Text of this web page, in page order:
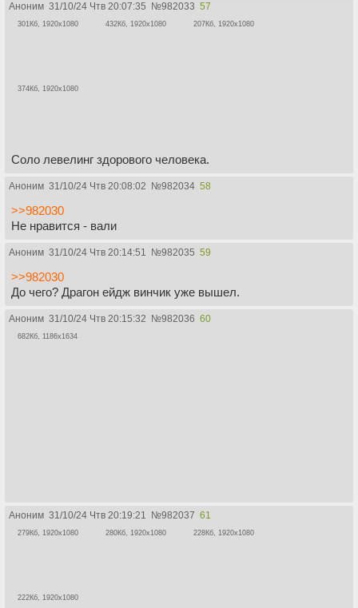
Аноним 31/10/24 Чтв 20:07:35 №982033 57
301Кб, 1920x1080 432Кб, 1920x1080 207Кб, 1920x1080
374Кб, 1920x1080
Соло левелинг здорового человека.
Аноним 31/10/24 Чтв 20:08:02 №982034 58
>>982030
Не нравится - вали
Аноним 31/10/24 Чтв 20:14:51 №982035 59
>>982030
До чего? Драгон ейдж винчик уже вышел.
Аноним 31/10/24 Чтв 20:15:32 №982036 60
682Кб, 1186x1634
Аноним 31/10/24 Чтв 20:19:21 №982037 61
279Кб, 1920x1080 280Кб, 1920x1080 228Кб, 1920x1080
222Кб, 1920x1080